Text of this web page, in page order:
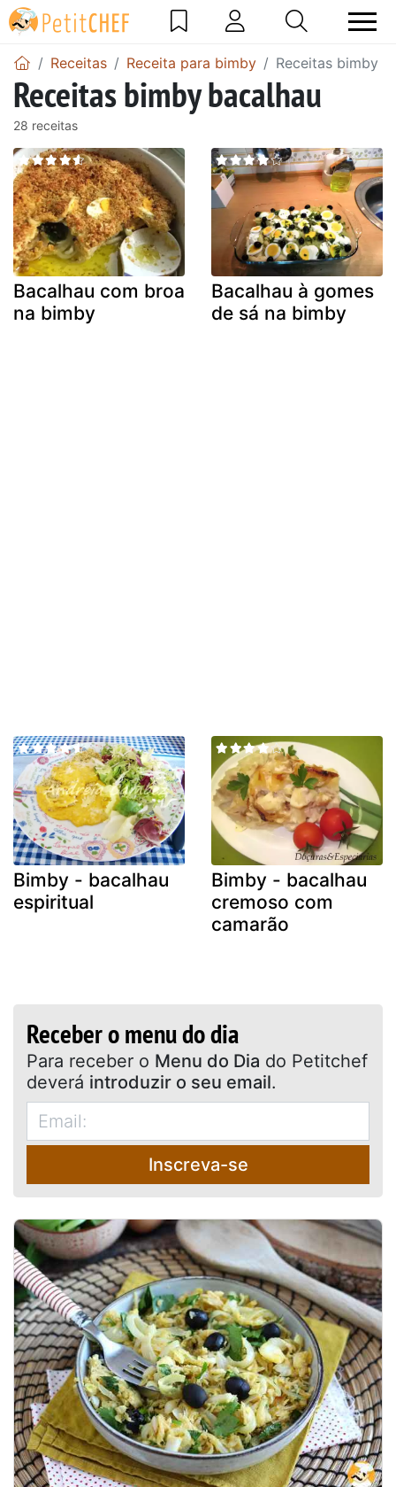
Receitas Receita para bimby Receitas bimby
Receitas bimby bacalhau
28 receitas
Bacalhau com broa
na bimby
Bacalhau à gomes
de sá na bimby
Bimby - bacalhau
espiritual
Bimby - bacalhau
cremoso com
camarão
Receber o menu do dia
Para receber o Menu do Dia do Petitchef
deverá introduzir o seu email.
Inscreva-se